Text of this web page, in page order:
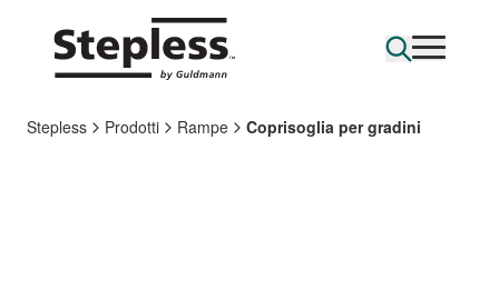
Stepless Prodotti Rampe Coprisoglia per gradini